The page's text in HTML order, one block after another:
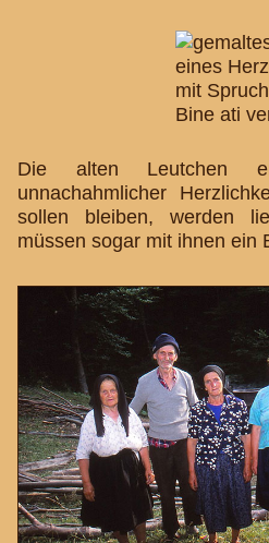
Die alten Leutchen
unnachahmlicher
sollen bleiben, werden
müssen sogar mit ihnen ein